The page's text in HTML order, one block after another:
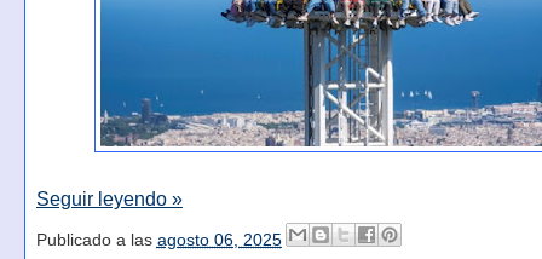
Seguir leyendo »
Publicado a las agosto 06, 2025